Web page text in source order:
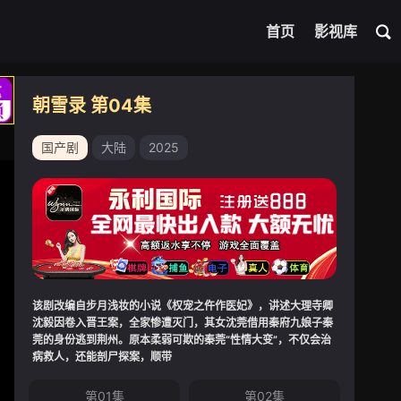
首页 影视库
朝雪录 第04集
国产剧 大陆 2025
该剧改编自步月浅妆的小说《权宠之仵作医妃》，讲述大理寺卿
沈毅因卷入晋王案，全家惨遭灭门，其女沈莞借用秦府九娘子秦
莞的身份逃到荆州。原本柔弱可欺的秦莞“性情大变”，不仅会治
病救人，还能剖尸探案，顺带
第01集 第02集